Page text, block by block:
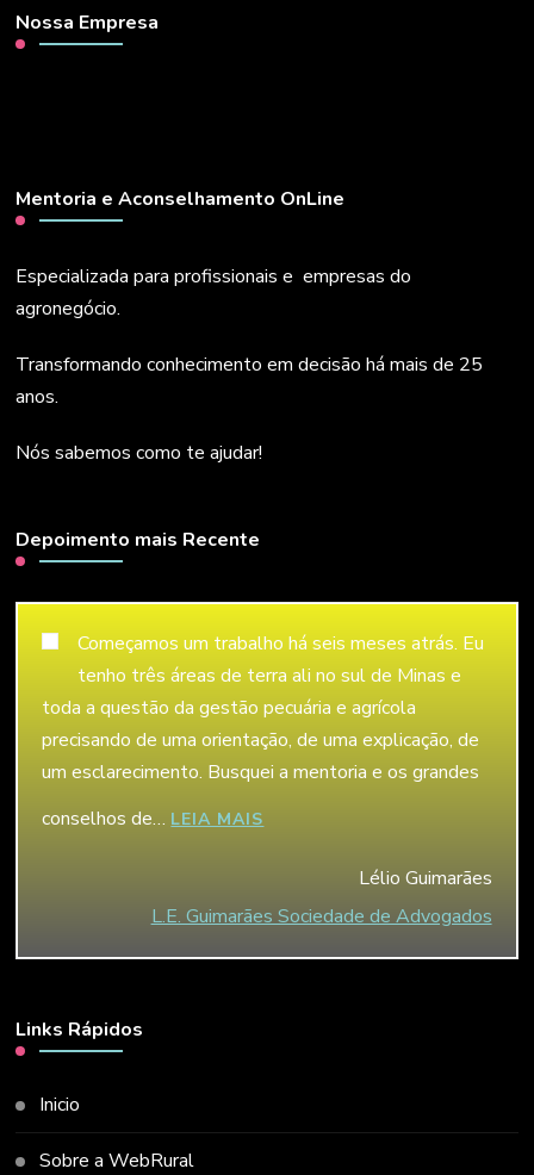
Nossa Empresa
Mentoria e Aconselhamento OnLine
Especializada para profissionais e empresas do
agronegócio.
Transformando conhecimento em decisão há mais de 25
anos.
Nós sabemos como te ajudar!
Depoimento mais Recente
Começamos um trabalho há seis meses atrás. Eu
tenho três áreas de terra ali no sul de Minas e
toda a questão da gestão pecuária e agrícola
precisando de uma orientação, de uma explicação, de
um esclarecimento. Busquei a mentoria e os grandes
conselhos de… LEIA MAIS
Lélio Guimarães
L.E. Guimarães Sociedade de Advogados
Links Rápidos
Inicio
Sobre a WebRural